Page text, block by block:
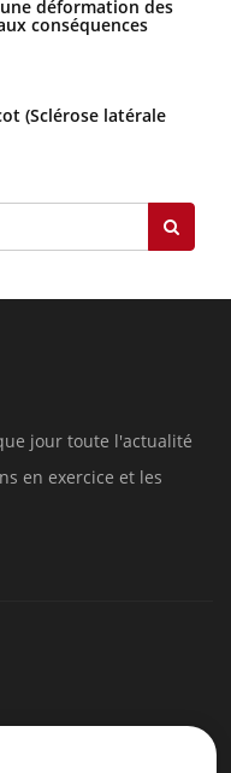
déformation des
conséquences
(Sclérose latérale
jour toute l'actualité
en exercice et les